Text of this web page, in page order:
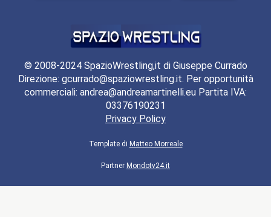
© 2008-2024 SpazioWrestling,it di Giuseppe Currado
Direzione: gcurrado@spaziowrestling.it. Per opportunità
commerciali: andrea@andreamartinelli.eu Partita IVA:
03376190231
Privacy Policy
Template di Matteo Morreale
Partner Mondotv24.it